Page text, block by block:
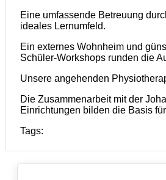
Eine umfassende Betreuung
ideales Lernumfeld.
Ein externes Wohnheim und
Schüler-Workshops runden die
Unsere angehenden
Die Zusammenarbeit mit der
Einrichtungen bilden die Basis
Tags: